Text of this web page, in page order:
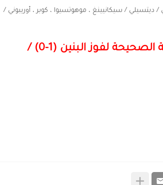
/ سيكانيينغ ، موهوتسيوا ، كوبر ، أوريبوني /
النتيجة الصحيحة لفوز البنين (1-0) /